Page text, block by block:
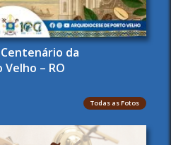
da
– RO
Todas as Fotos